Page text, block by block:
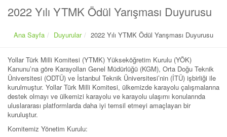
2022 Yılı YTMK Ödül Yarışması Duyurusu
Ana Sayfa Duyurular 2022 Yılı YTMK Ödül Yarışması Duyurusu
Yollar Türk Milli Komitesi (YTMK) Yükseköğretim Kurulu (YÖK)
Kanunu’na göre Karayolları Genel Müdürlüğü (KGM), Orta Doğu Teknik
Üniversitesi (ODTÜ) ve İstanbul Teknik Üniversitesi’nin (İTÜ) işbirliği ile
kurulmuştur. Yollar Türk Milli Komitesi, ülkemizde karayolu çalışmalarına
destek olmayı ve ülkemizi karayolu ve karayolu ulaşımı konularında
uluslararası platformlarda daha iyi temsil etmeyi amaçlayan bir
kuruluştur.
Komitemiz Yönetim Kurulu: